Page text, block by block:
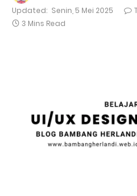
Updated: Senin, 5 Mei 2025
3 Mins Read